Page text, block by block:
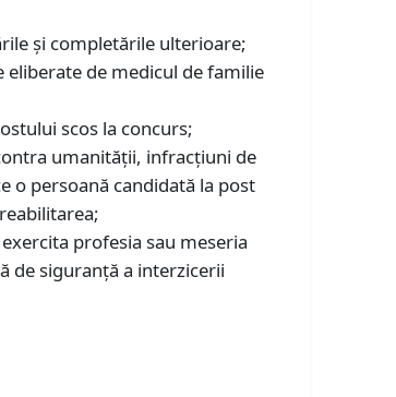
și completările ulterioare;
eliberate de medicul de familie
scos la concurs;
umanității, infracțiuni de
o persoană candidată la post
profesia sau meseria
de siguranță a interzicerii